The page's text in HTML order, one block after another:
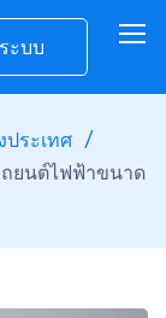
ะบบ
ระเทศ
ถยนต์ไฟฟ้าขนาด